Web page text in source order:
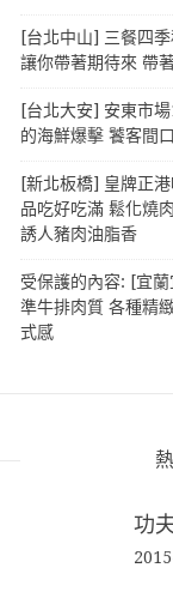
[台北中山] 三餐四
讓你帶著期待來 帶
[台北大安] 安東市
的海鮮爆擊 饕客間
[新北板橋] 皇牌正
品吃好吃滿 鬆化燒
誘人豬肉油脂香
受保護的內容: [宜
準牛排肉質 各種精
式感
功